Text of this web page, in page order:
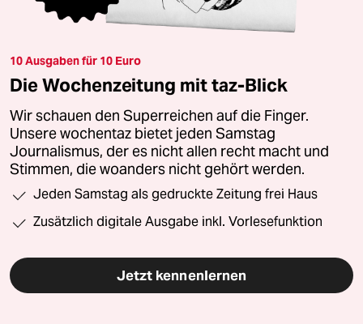
10 Ausgaben für 10 Euro
Die Wochenzeitung mit taz-Blick
Wir schauen den Superreichen auf die Finger.
Unsere wochentaz bietet jeden Samstag
Journalismus, der es nicht allen recht macht und
Stimmen, die woanders nicht gehört werden.
Jeden Samstag als gedruckte Zeitung frei Haus
Zusätzlich digitale Ausgabe inkl. Vorlesefunktion
Jetzt kennenlernen